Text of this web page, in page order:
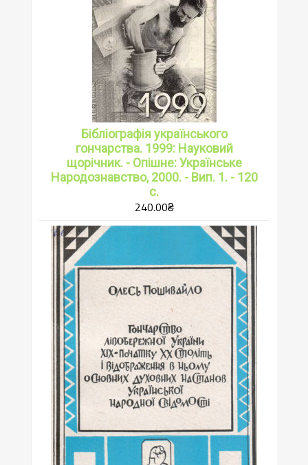
Бібліографія українського
гончарства. 1999: Науковий
щорічник. - Опішне: Українське
Народознавство, 2000. - Вип. 1. - 120
с.
240.00₴